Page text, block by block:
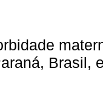
Brasil,